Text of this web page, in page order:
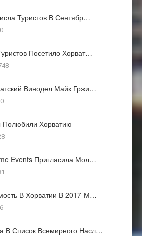
Туристов В Сентябр…
Посетило Хорват…
Винодел Майк Гржи…
Полюбили Хорватию
Events Пригласила Мол…
В Хорватии В 2017-М…
Список Всемирного Насл…